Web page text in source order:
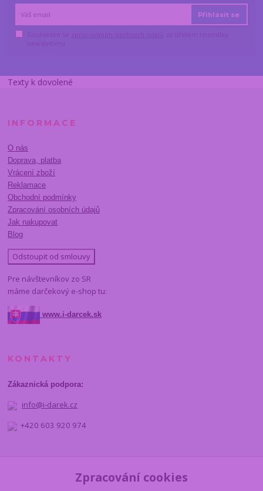
Přihlásit se
Texty k dovolené
INFORMACE
O nás
Doprava, platba
Vrácení zboží
Reklamace
Obchodní podmínky
Zpracování osobních údajů
Jak nakupovat
Blog
Odstoupit od smlouvy
Pre návštevníkov zo SR
máme darčekový e-shop tu:
www.i-darcek.sk
KONTAKTY
Zákaznická podpora:
info@i-darek.cz
+420 603 920 974
Zpracování cookies